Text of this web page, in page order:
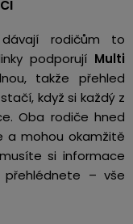
dávají rodičům to
podporují Multi
takže přehled
když si každý z
Oba rodiče hned
a mohou okamžitě
si informace
– vše